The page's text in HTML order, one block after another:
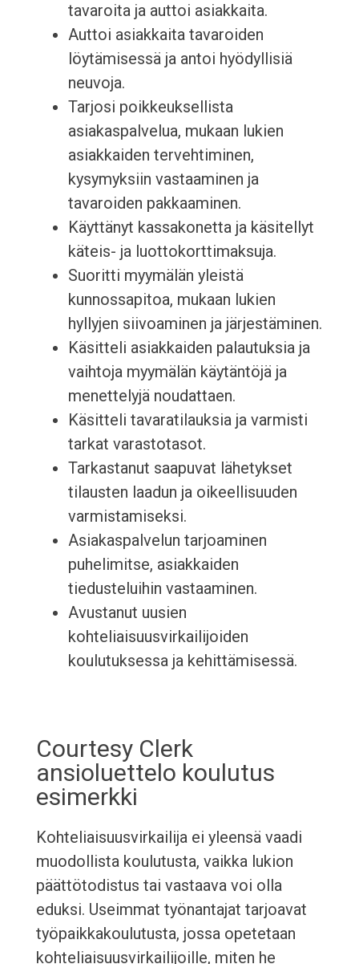
tavaroita ja auttoi asiakkaita.
Auttoi asiakkaita tavaroiden
löytämisessä ja antoi hyödyllisiä
neuvoja.
Tarjosi poikkeuksellista
asiakaspalvelua, mukaan lukien
asiakkaiden tervehtiminen,
kysymyksiin vastaaminen ja
tavaroiden pakkaaminen.
Käyttänyt kassakonetta ja käsitellyt
käteis- ja luottokorttimaksuja.
Suoritti myymälän yleistä
kunnossapitoa, mukaan lukien
hyllyjen siivoaminen ja järjestäminen.
Käsitteli asiakkaiden palautuksia ja
vaihtoja myymälän käytäntöjä ja
menettelyjä noudattaen.
Käsitteli tavaratilauksia ja varmisti
tarkat varastotasot.
Tarkastanut saapuvat lähetykset
tilausten laadun ja oikeellisuuden
varmistamiseksi.
Asiakaspalvelun tarjoaminen
puhelimitse, asiakkaiden
tiedusteluihin vastaaminen.
Avustanut uusien
kohteliaisuusvirkailijoiden
koulutuksessa ja kehittämisessä.
Courtesy Clerk
ansioluettelo koulutus
esimerkki
Kohteliaisuusvirkailija ei yleensä vaadi
muodollista koulutusta, vaikka lukion
päättötodistus tai vastaava voi olla
eduksi. Useimmat työnantajat tarjoavat
työpaikkakoulutusta, jossa opetetaan
kohteliaisuusvirkailijoille, miten he